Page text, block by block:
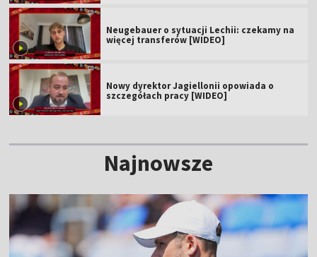
Neugebauer o sytuacji Lechii: czekamy na
więcej transferów [WIDEO]
Nowy dyrektor Jagiellonii opowiada o
szczegółach pracy [WIDEO]
Najnowsze